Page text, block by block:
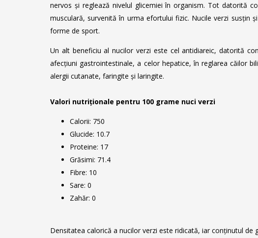
nervos și reglează nivelul glicemiei în organism. Tot datorită
musculară, survenită în urma efortului fizic. Nucile verzi susțin
forme de sport.
Un alt beneficiu al nucilor verzi este cel antidiareic, datorită
afecțiuni gastrointestinale, a celor hepatice, în reglarea căilor
alergii cutanate, faringite și laringite.
Valori nutriționale pentru 100 grame nuci verzi
Calorii: 750
Glucide: 10.7
Proteine: 17
Grăsimi: 71.4
Fibre: 10
Sare: 0
Zahăr: 0
Densitatea calorică a nucilor verzi este ridicată, iar conținutul